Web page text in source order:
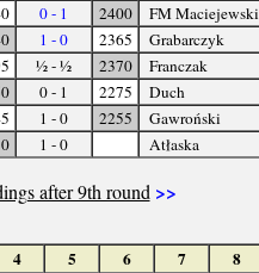
0 - 1 2400
FM Maciejewski
1 - 0 2365
Grabarczyk
½ - ½ 2370
Franczak
0 - 1 2275
Duch
1 - 0 2255
Gawroński
1 - 0 Atłaska
after 9th round >>
4 5 6 7 8